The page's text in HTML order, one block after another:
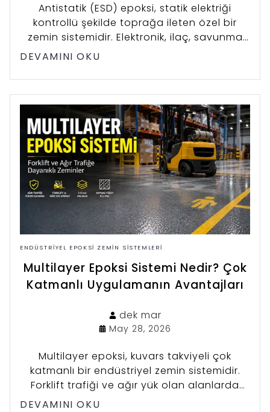
Antistatik (ESD) epoksi, statik elektriği
kontrollü şekilde toprağa ileten özel bir
zemin sistemidir. Elektronik, ilaç, savunma
ve batarya üretim tesisleri için şarttır.
DEVAMINI OKU
ENDÜSTRIYEL EPOKSI ZEMIN SISTEMLERI
Multilayer Epoksi Sistemi Nedir? Çok
Katmanlı Uygulamanın Avantajları
dek mar
May 28, 2026
Multilayer epoksi, kuvars takviyeli çok
katmanlı bir endüstriyel zemin sistemidir.
Forklift trafiği ve ağır yük olan alanlarda
standart epoksinin sağlayamadığı
DEVAMINI OKU